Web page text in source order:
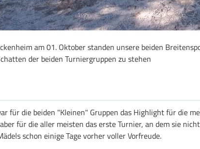
am 01. Oktober standen unsere beiden
der beiden Turniergruppen zu stehen
für die beiden "Kleinen" Gruppen das Highlight für die
für die aller meisten das erste Turnier, an dem sie
schon einige Tage vorher voller Vorfreude.